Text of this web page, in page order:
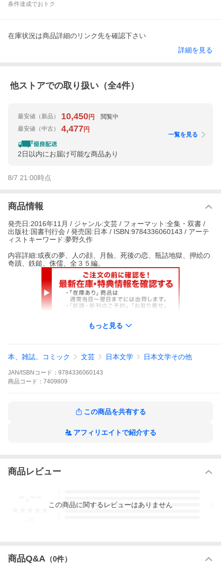
条件達成でおトク
在庫状況は商品詳細のリンク先を確認下さい
詳細を見る
他ストアでの取り扱い（全4件）
最安値 （新品） 10,450円
閲覧中
最安値 （中古） 4,477円
2日以内にお届け可能な商品あり
一覧を見る
8/7 21:00時点
商品情報
発売日:2016年11月 / ジャンル:文芸 / フォーマット:全集・双書 /
出版社:国書刊行会 / 発売国:日本 / ISBN:9784336060143 / アーテ
ィストキーワード:夢野久作
内容詳細:或夜の夢、人の顔、月蝕、死後の恋、瓶詰地獄、押絵の
奇蹟、鉄鎚、侏儒、全３５編。
> 出荷目安の詳細はこちら
もっと見る
本、雑誌、コミック 文芸 日本文学 日本文学その他
JAN/ISBNコード： 9784336060143
商品 コード： 7409809
この商品を共有する
アフィリエイトで紹介する
商品レビュー
3
この商品に関するレビューはありません
商品Q&A （0件）